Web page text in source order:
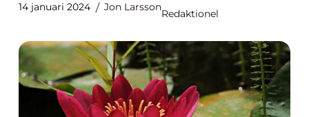
14 januari 2024 Jon Larsson
Redaktionel